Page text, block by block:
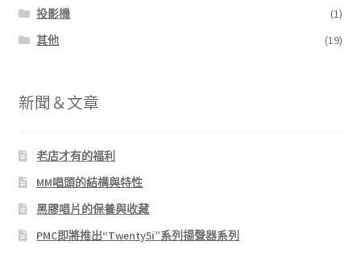
投影機
(1)
其他
(19)
新聞＆文章
老店才有的福利
MM唱頭的結構與特性
黑膠唱片的保養與收藏
PMC即將推出“Twenty5i”系列揚聲器系列